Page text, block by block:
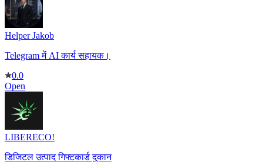
Helper Jakob
Telegram में AI कार्य सहायक।
0.0
Open
LIBERECO!
डिजिटल उत्पाद गिफ्टकार्ड दुकान